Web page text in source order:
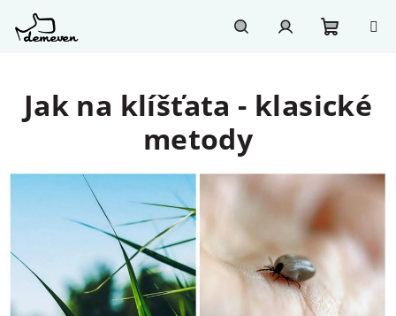
obsah
košík
Jak na klíšťata - klasické
metody